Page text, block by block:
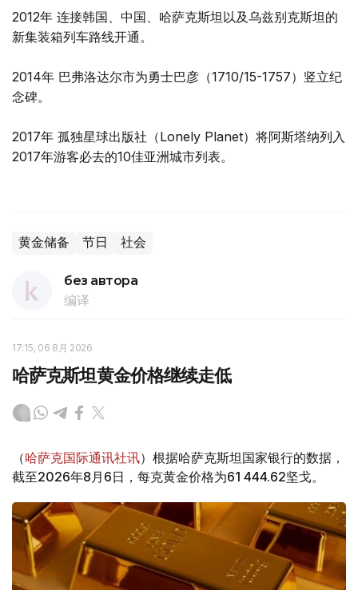
2012年 连接韩国、中国、哈萨克斯坦以及乌兹别克斯坦的
新集装箱列车路线开通。
2014年 巴弗洛达尔市为勇士巴彦（1710/15-1757）竖立纪
念碑。
2017年 孤独星球出版社（Lonely Planet）将阿斯塔纳列入
2017年游客必去的10佳亚洲城市列表。
黄金储备 节日 社会
без автора
编译
17:15, 06 8月 2026
哈萨克斯坦黄金价格继续走低
（哈萨克国际通讯社讯）根据哈萨克斯坦国家银行的数据，
截至2026年8月6日，每克黄金价格为61 444.62坚戈。